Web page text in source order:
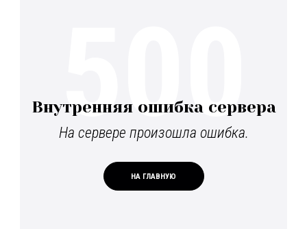
Внутренняя ошибка сервера
На сервере произошла ошибка.
НА ГЛАВНУЮ
500